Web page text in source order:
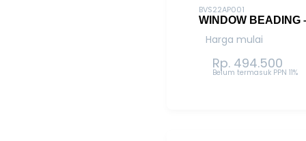
BVS22AP001
WINDOW BEADING
Harga mulai
Rp. 494.500
Belum termasuk PPN 11%